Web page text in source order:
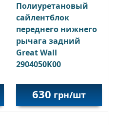
Полиуретановый
сайлентблок
переднего нижнего
рычага задний
Great Wall
2904050K00
630 грн/шт